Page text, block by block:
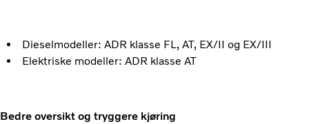
Dieselmodeller: ADR klasse FL, AT, EX/II og EX/III
Elektriske modeller: ADR klasse AT
Bedre oversikt og tryggere kjøring